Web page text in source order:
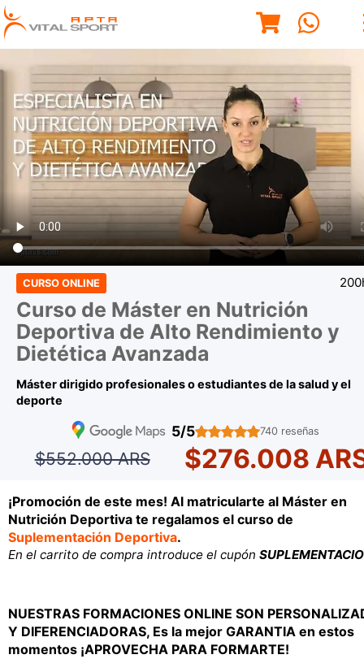
CURSO ONLINE
Curso de Máster en Nutrición
Deportiva de Alto Rendimiento y
Dietética Avanzada
Máster dirigido profesionales o estudiantes de la salud y el
deporte
5/5 740 reseñas
$552.000 ARS $276.008
¡Promoción de este mes! Al matricularte al Máster en
Nutrición Deportiva te regalamos el curso de
Suplementación Deportiva.
En el carrito de compra introduce el cupón
NUESTRAS FORMACIONES ONLINE SON
Y DIFERENCIADORAS, Es la mejor GARANTIA en estos
momentos ¡APROVECHA PARA FORMARTE!